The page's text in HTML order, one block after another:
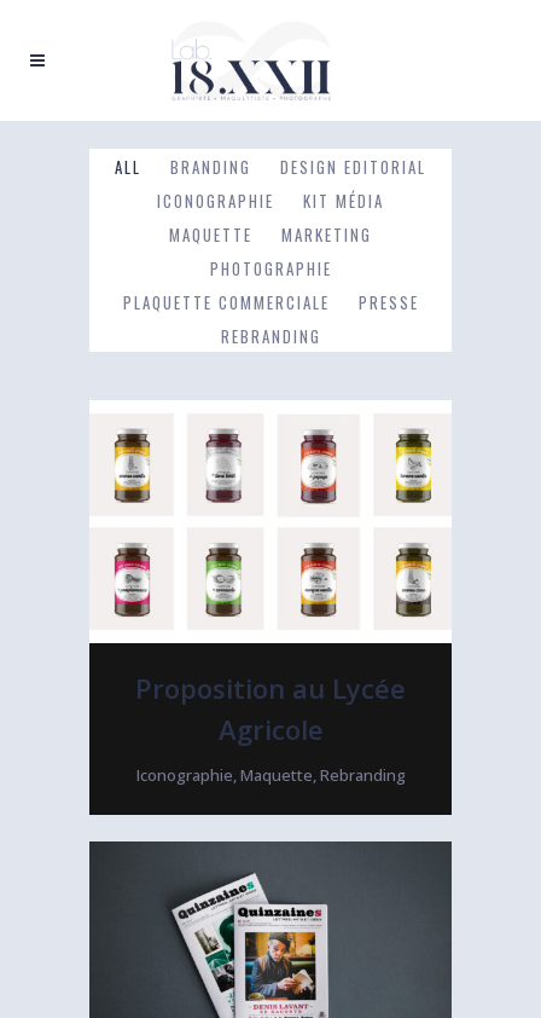
ALL BRANDING
DESIGN EDITORIAL
ICONOGRAPHIE
KIT MÉDIA
MAQUETTE
MARKETING
PHOTOGRAPHIE
PLAQUETTE COMMERCIALE
PRESSE
REBRANDING
Proposition au Lycée
Agricole
Iconographie, Maquette, Rebranding